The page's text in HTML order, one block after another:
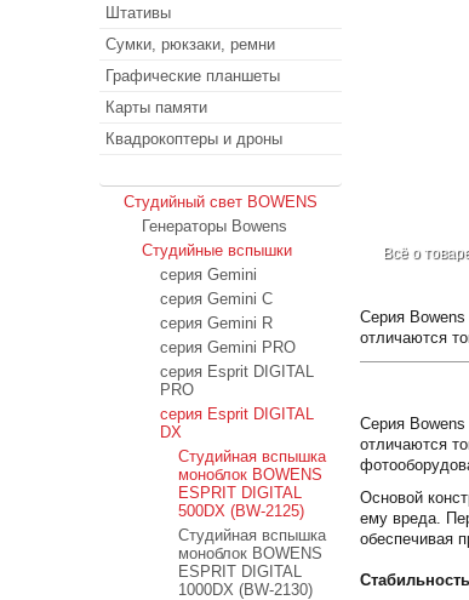
Всё о
Серия
отличаются
Серия
отличаются
Основой
ему вреда.
обеспечивая
Штативы
Сумки, рюкзаки, ремни
Графические планшеты
Карты памяти
Квадрокоптеры и дроны
Студийный свет BOWENS
Генераторы Bowens
Студийные вспышки
серия Gemini
серия Gemini C
серия Gemini R
серия Gemini PRO
серия Esprit DIGITAL
PRO
серия Esprit DIGITAL
DX
Студийная вспышка
моноблок BOWENS
ESPRIT DIGITAL
500DX (BW-2125)
Студийная вспышка
моноблок BOWENS
ESPRIT DIGITAL
1000DX (BW-2130)